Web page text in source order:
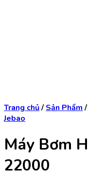
Trang chủ/ Sản Phẩm /
Jebao
Máy Bơm
22000